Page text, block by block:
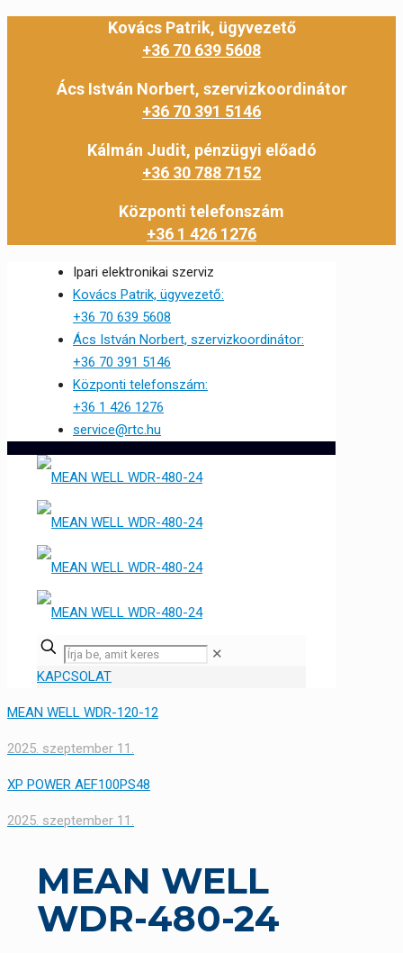
Kovács Patrik, ügyvezető
+36 70 639 5608
Ács István Norbert, szervizkoordinátor
+36 70 391 5146
Kálmán Judit, pénzügyi előadó
+36 30 788 7152
Központi telefonszám
+36 1 426 1276
Ipari elektronikai szerviz
Kovács Patrik, ügyvezető:
+36 70 639 5608
Ács István Norbert, szervizkoordinátor:
+36 70 391 5146
Központi telefonszám:
+36 1 426 1276
service@rtc.hu
✕
KAPCSOLAT
MEAN WELL WDR-120-12
2025. szeptember 11.
XP POWER AEF100PS48
2025. szeptember 11.
MEAN WELL
WDR-480-24